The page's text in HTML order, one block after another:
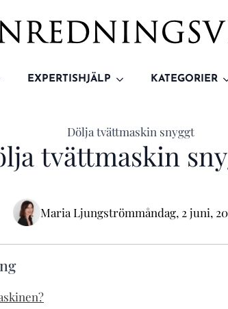
EXPERTISHJÄLP KATEGORIER
tvättmaskin
Maria Ljungströmmåndag, 2 juni,